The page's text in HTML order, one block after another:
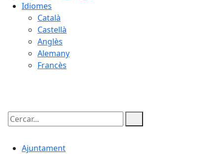
Idiomes
Català
Castellà
Anglès
Alemany
Francès
Cercar:
Ajuntament